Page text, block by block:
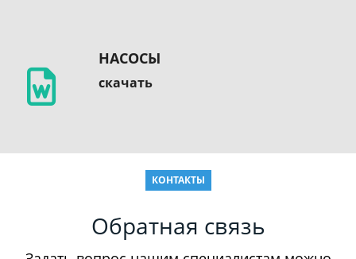
НАСОСЫ
скачать
КОНТАКТЫ
Обратная связь